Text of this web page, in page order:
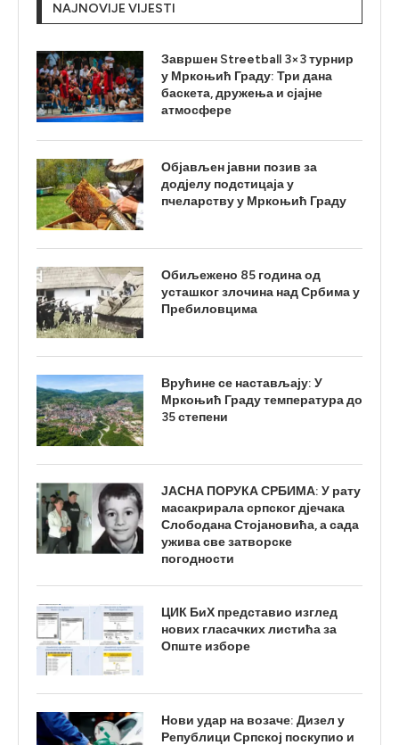
NAJNOVIJE VIJESTI
Завршен Streetball 3×3 турнир
у Мркоњић Граду: Три дана
баскета, дружења и сјајне
атмосфере
Објављен јавни позив за
додјелу подстицаја у
пчеларству у Мркоњић Граду
Обиљежено 85 година од
усташког злочина над Србима у
Пребиловцима
Врућине се настављају: У
Мркоњић Граду температура до
35 степени
ЈАСНА ПОРУКА СРБИМА: У рату
масакрирала српског дјечака
Слободана Стојановића, а сада
ужива све затворске
погодности
ЦИК БиХ представио изглед
нових гласачких листића за
Опште изборе
Нови удар на возаче: Дизел у
Републици Српској поскупио и